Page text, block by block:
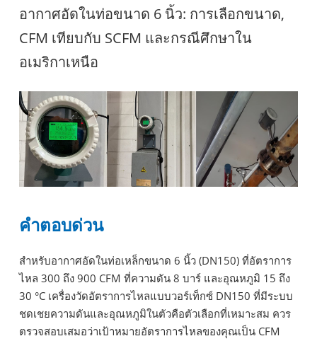
อากาศอัดในท่อขนาด 6 นิ้ว: การเลือกขนาด,
CFM เทียบกับ SCFM และกรณีศึกษาใน
อเมริกาเหนือ
คำตอบด่วน
สำหรับอากาศอัดในท่อเหล็กขนาด 6 นิ้ว (DN150) ที่อัตราการ
ไหล 300 ถึง 900 CFM ที่ความดัน 8 บาร์ และอุณหภูมิ 15 ถึง
30 °C เครื่องวัดอัตราการไหลแบบวอร์เท็กซ์ DN150 ที่มีระบบ
ชดเชยความดันและอุณหภูมิในตัวคือตัวเลือกที่เหมาะสม ควร
ตรวจสอบเสมอว่าเป้าหมายอัตราการไหลของคุณเป็น CFM